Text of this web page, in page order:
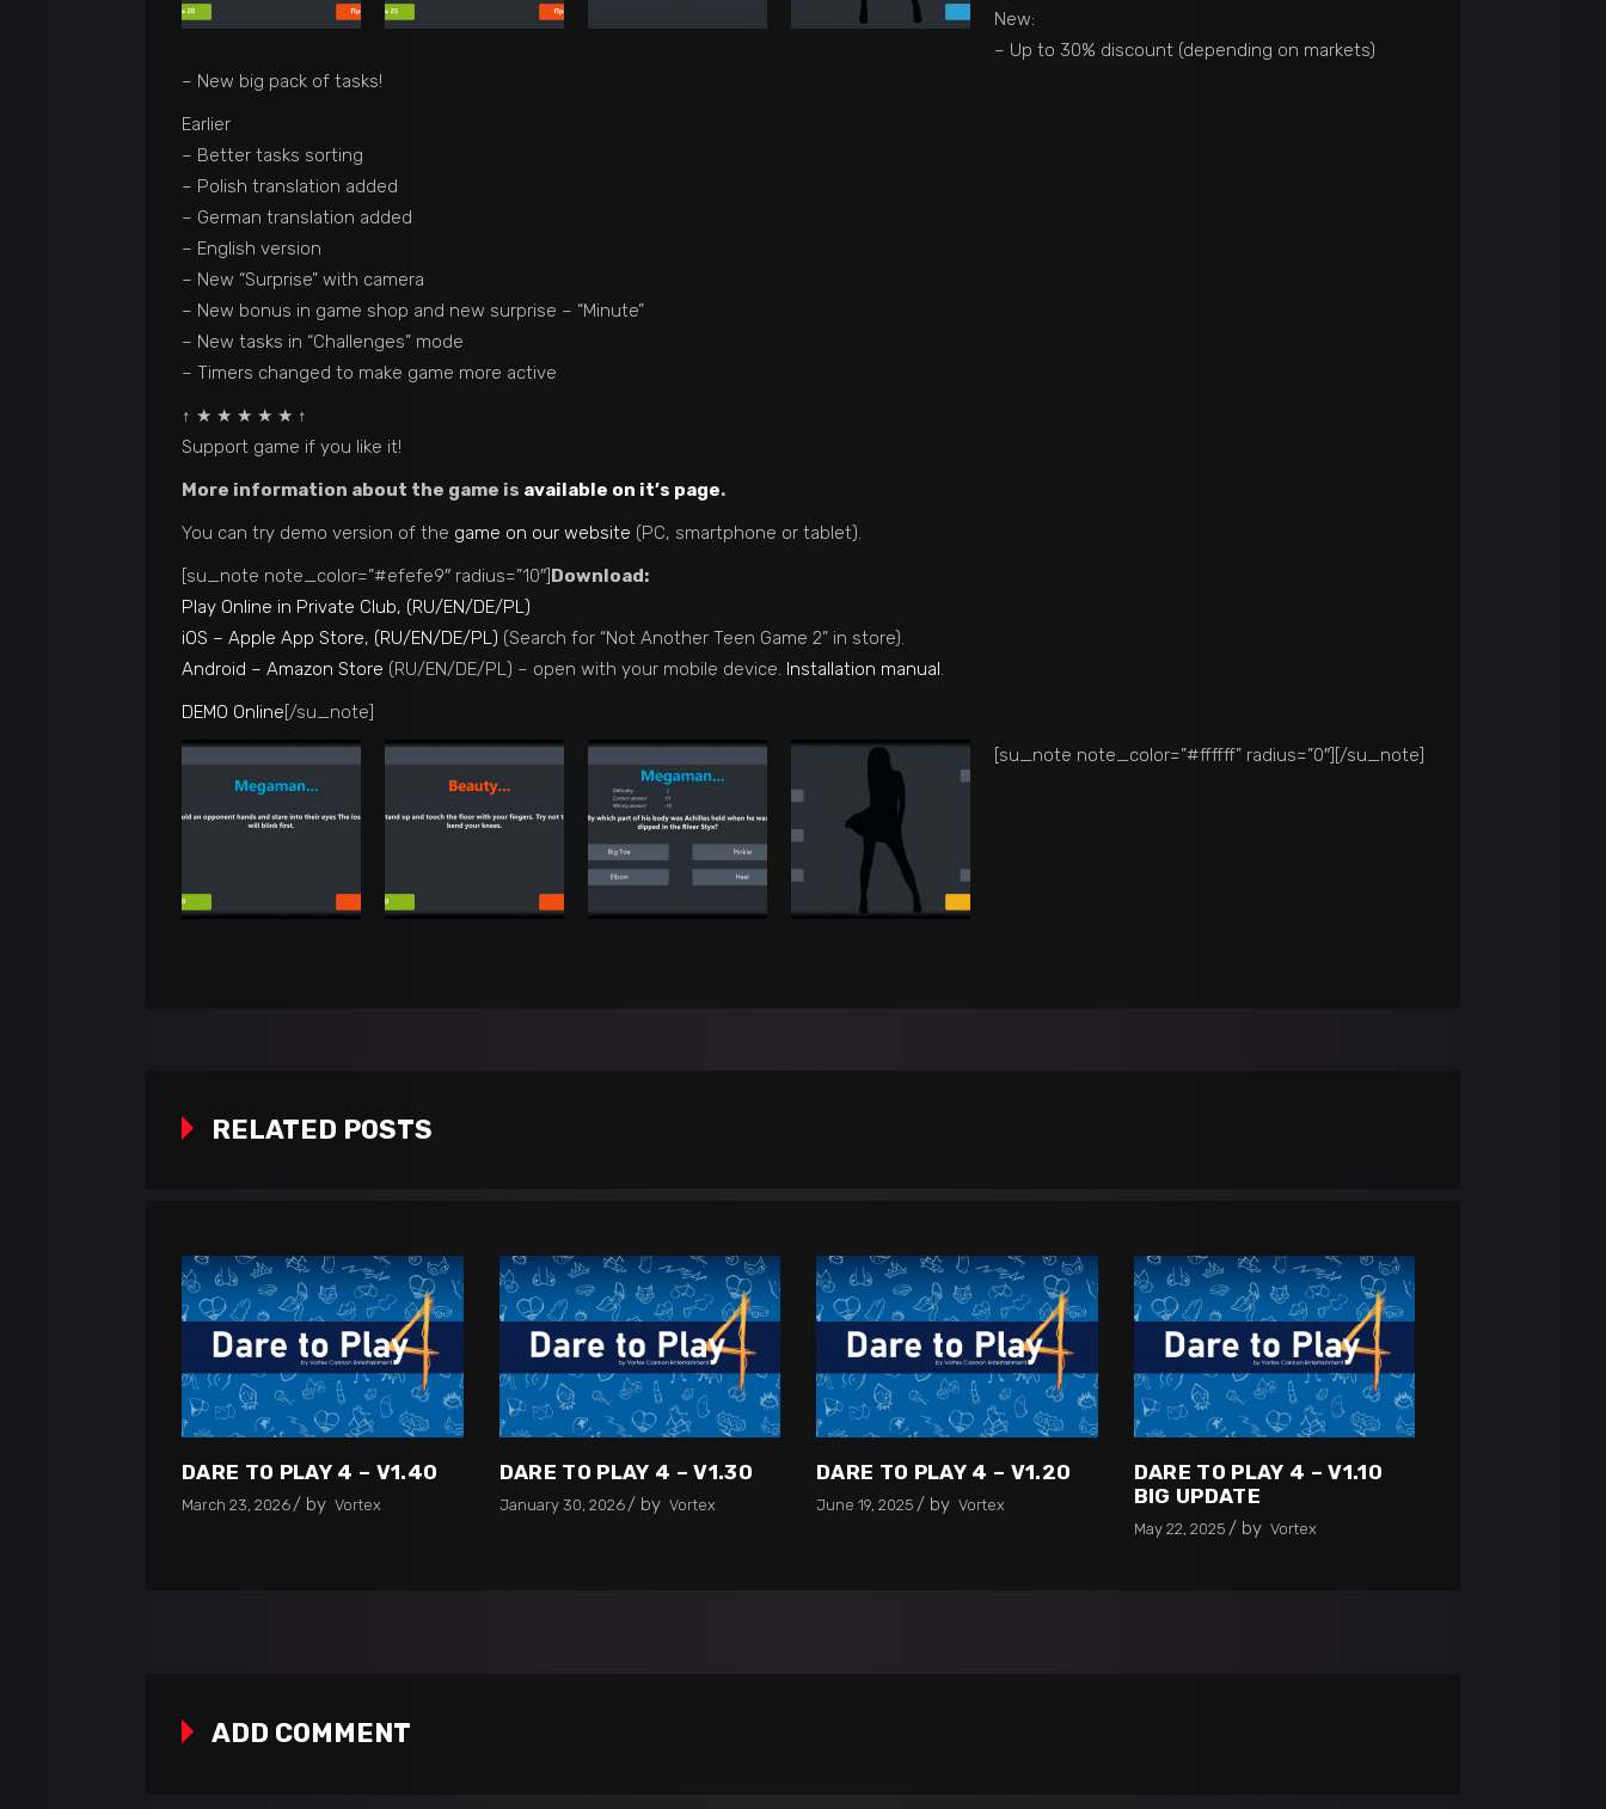
New:
– Up to 30% discount (depending on markets)
– New big pack of tasks!
Earlier
– Better tasks sorting
– Polish translation added
– German translation added
– English version
– New “Surprise” with camera
– New bonus in game shop and new surprise – “Minute”
– New tasks in “Challenges” mode
– Timers changed to make game more active
↑ ★ ★ ★ ★ ★ ↑
Support game if you like it!
More information about the game is available on it’s page.
You can try demo version of the game on our website (PC, smartphone or tablet).
[su_note note_color=”#efefe9″ radius=”10″]Download:
Play Online in Private Club, (RU/EN/DE/PL)
iOS – Apple App Store, (RU/EN/DE/PL) (Search for “Not Another Teen Game 2” in store).
Android – Amazon Store (RU/EN/DE/PL) – open with your mobile device. Installation manual.
DEMO Online[/su_note]
[su_note note_color=”#ffffff” radius=”0″] [/su_note]
RELATED POSTS
DARE TO PLAY 4 – V1.40
March 23, 2026 by Vortex
DARE TO PLAY 4 – V1.30
January 30, 2026 by Vortex
DARE TO PLAY 4 – V1.20
June 19, 2025 by Vortex
DARE TO PLAY 4 – V1.10
BIG UPDATE
May 22, 2025 by Vortex
ADD COMMENT